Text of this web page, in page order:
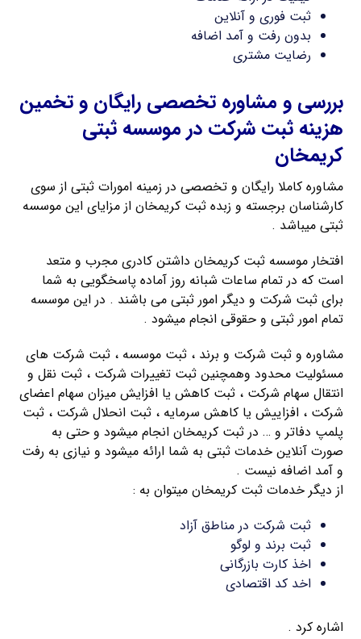
ثبت فوری و آنلاین
بدون رفت و آمد اضافه
رضایت مشتری
بررسی و مشاوره تخصصی رایگان و تخمین
هزینه ثبت شرکت در موسسه ثبتی
کریمخان
مشاوره کاملا رایگان و تخصصی در زمینه امورات ثبتی از سوی
کارشناسان برجسته و زبده ثبت کریمخان از مزایای این موسسه
ثبتی میباشد .
افتخار موسسه ثبت کریمخان داشتن کادری مجرب و متعد
است که در تمام ساعات شبانه روز آماده پاسخگویی به شما
برای ثبت شرکت و دیگر امور ثبتی می باشند . در این موسسه
تمام امور ثبتی و حقوقی انجام میشود .
مشاوره و ثبت شرکت و برند ، ثبت موسسه ، ثبت شرکت های
مسئولیت محدود وهمچنین ثبت تغییرات شرکت ، ثبت نقل و
انتقال سهام شرکت ، ثبت کاهش یا افزایش میزان سهام اعضای
شرکت ، افزاییش یا کاهش سرمایه ، ثبت انحلال شرکت ، ثبت
پلمپ دفاتر و … در ثبت کریمخان انجام میشود و حتی به
صورت آنلاین خدمات ثبتی به شما ارائه میشود و نیازی به رفت
و آمد اضافه نیست .
از دیگر خدمات ثبت کریمخان میتوان به :
ثبت شرکت در مناطق آزاد
ثبت برند و لوگو
اخذ کارت بازرگانی
اخد کد اقتصادی
اشاره کرد .